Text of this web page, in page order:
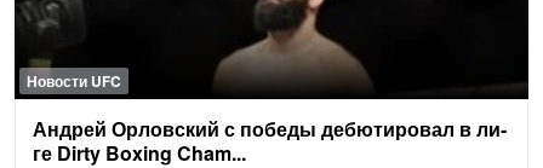
Новости UFC
Анд­рей Ор­ловс­кий с по­беды де­бюти­ровал в ли­
ге Dir­ty Bo­xing Cham...